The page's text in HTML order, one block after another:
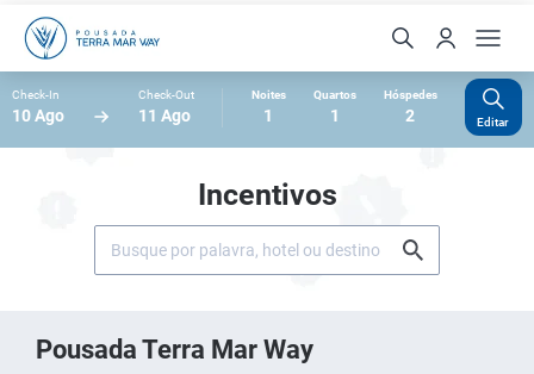
Check-In
10 Ago
Check-Out
11 Ago
Noites
1
Quartos
1
Hóspedes
2 Editar
Incentivos
Pousada Terra Mar Way